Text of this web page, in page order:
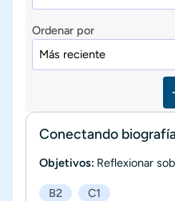
Ordenar por
Conectando
Objetivos: Reflexionar
B2 C1